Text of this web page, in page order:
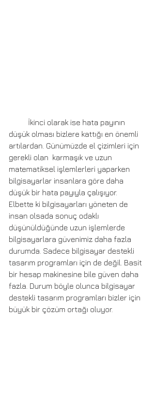
düşük olması bizlere kattığı en önemli
artılardan. Günümüzde el çizimleri için
gerekli olan  karmaşık ve uzun
matematiksel işlemlerleri yaparken
bilgisayarlar insanlara göre daha
düşük bir hata payıyla çalışıyor.
Elbette ki bilgisayarları yöneten de
insan olsada sonuç odaklı
düşünüldüğünde uzun işlemlerde
bilgisayarlara güvenimiz daha fazla
durumda. Sadece bilgisayar destekli
tasarım programları için de değil. Basit
bir hesap makinesine bile güven daha
fazla. Durum böyle olunca bilgisayar
destekli tasarım programları bizler için
büyük bir çözüm ortağı oluyor.